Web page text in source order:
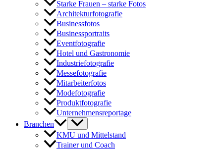
Starke Frauen – starke Fotos
Architekturfotografie
Businessfotos
Businessportraits
Eventfotografie
Hotel und Gastronomie
Industriefotografie
Messefotografie
Mitarbeiterfotos
Modefotografie
Produktfotografie
Unternehmensreportage
Branchen
KMU und Mittelstand
Trainer und Coach